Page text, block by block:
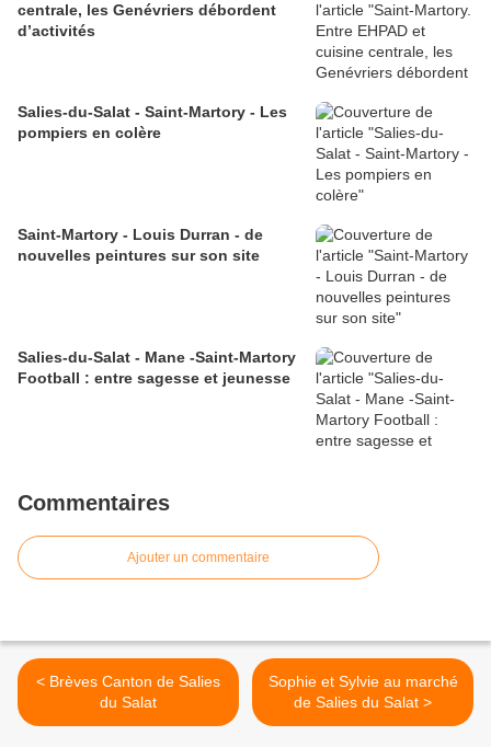
centrale, les Genévriers débordent
d’activités
Salies-du-Salat - Saint-Martory - Les
pompiers en colère
Saint-Martory - Louis Durran - de
nouvelles peintures sur son site
Salies-du-Salat - Mane -Saint-Martory
Football : entre sagesse et jeunesse
Commentaires
Ajouter un commentaire
< Brèves Canton de Salies
du Salat
Sophie et Sylvie au marché
de Salies du Salat >